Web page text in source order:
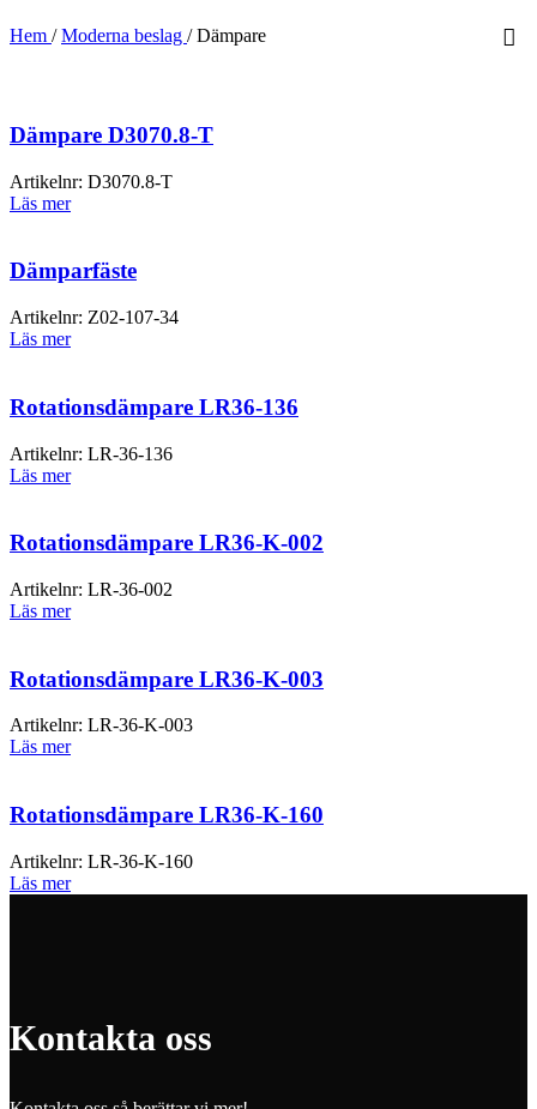
Hem / Moderna beslag / Dämpare
Dämpare D3070.8-T
Artikelnr: D3070.8-T
Läs mer
Dämparfäste
Artikelnr: Z02-107-34
Läs mer
Rotationsdämpare LR36-136
Artikelnr: LR-36-136
Läs mer
Rotationsdämpare LR36-K-002
Artikelnr: LR-36-002
Läs mer
Rotationsdämpare LR36-K-003
Artikelnr: LR-36-K-003
Läs mer
Rotationsdämpare LR36-K-160
Artikelnr: LR-36-K-160
Läs mer
Kontakta oss